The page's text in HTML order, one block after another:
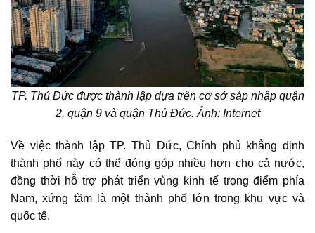
TP. Thủ Đức được thành lập dựa trên cơ sở sáp nhập quận
2, quận 9 và quận Thủ Đức. Ảnh: Internet
Về việc thành lập TP. Thủ Đức, Chính phủ khẳng định
thành phố này có thể đóng góp nhiều hơn cho cả nước,
đồng thời hỗ trợ phát triển vùng kinh tế trọng điểm phía
Nam, xứng tầm là một thành phố lớn trong khu vực và
quốc tế.